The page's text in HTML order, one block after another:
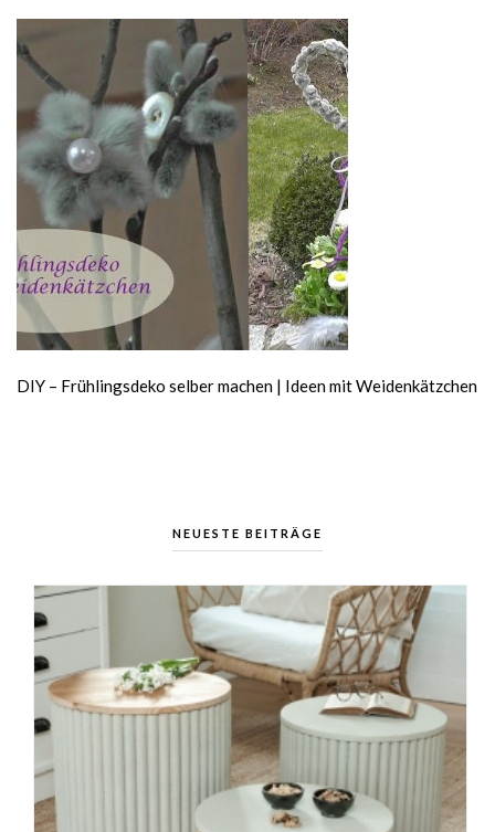
DIY – Frühlingsdeko selber machen | Ideen mit Weidenkätzchen
NEUESTE BEITRÄGE